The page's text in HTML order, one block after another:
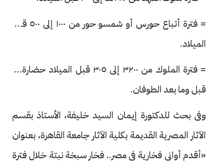
= فترة أتباع حورس أو شمسو حور من ١٠٠٠ إلى ٥٠٠ قبل
الميلاد.
= فترة الملوك من ٣٢٠٠ إلى ٣٠٥ قبل الميلاد حضارة ما
قبل وما بعد الطوفان.
وفى بحث للدكتورة إيمان السيد خليفة، الأستاذ بقسم
الآثار المصرية القديمة بكلية الآثار جامعة القاهرة، بعنوان
«أقدم أوانى فخارية فى مصر.. فخار سبخة نبتة خلال فترة